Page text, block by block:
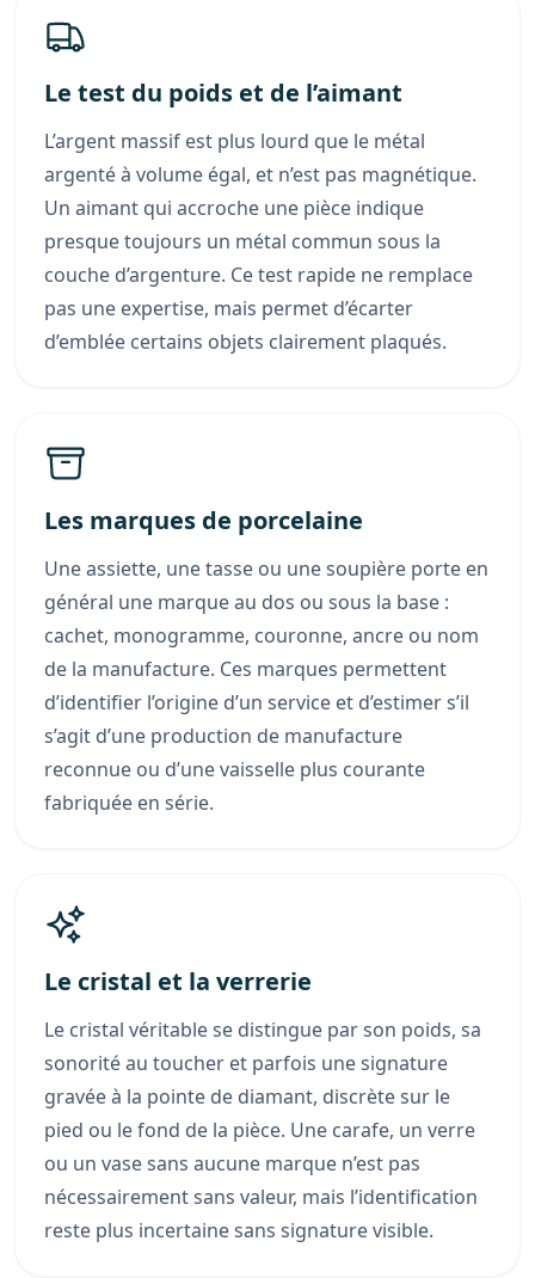
Le test du poids et de l’aimant
L’argent massif est plus lourd que le métal
argenté à volume égal, et n’est pas magnétique.
Un aimant qui accroche une pièce indique
presque toujours un métal commun sous la
couche d’argenture. Ce test rapide ne remplace
pas une expertise, mais permet d’écarter
d’emblée certains objets clairement plaqués.
Les marques de porcelaine
Une assiette, une tasse ou une soupière porte en
général une marque au dos ou sous la base :
cachet, monogramme, couronne, ancre ou nom
de la manufacture. Ces marques permettent
d’identifier l’origine d’un service et d’estimer s’il
s’agit d’une production de manufacture
reconnue ou d’une vaisselle plus courante
fabriquée en série.
Le cristal et la verrerie
Le cristal véritable se distingue par son poids, sa
sonorité au toucher et parfois une signature
gravée à la pointe de diamant, discrète sur le
pied ou le fond de la pièce. Une carafe, un verre
ou un vase sans aucune marque n’est pas
nécessairement sans valeur, mais l’identification
reste plus incertaine sans signature visible.